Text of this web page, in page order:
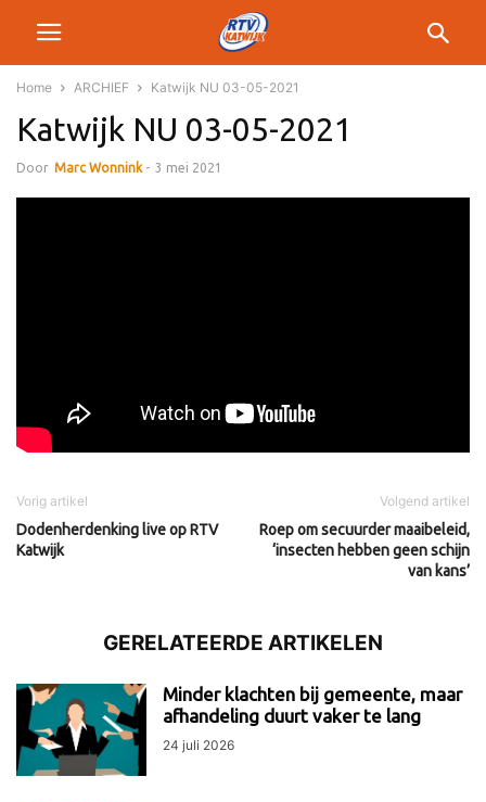
Home ARCHIEF Katwijk NU 03-05-2021
Katwijk NU 03-05-2021
Door Marc Wonnink - 3 mei 2021
Vorig artikel
Dodenherdenking live op RTV
Katwijk
Volgend artikel
Roep om secuurder maaibeleid,
‘insecten hebben geen schijn
van kans’
GERELATEERDE ARTIKELEN
Minder klachten bij gemeente, maar
afhandeling duurt vaker te lang
24 juli 2026